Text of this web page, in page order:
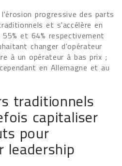
progressive des parts
et s'accélère en
et 64% respectivement
changer d'opérateur
à un opérateur à bas prix ;
en Allemagne et au
traditionnels
capitaliser
pour
leadership